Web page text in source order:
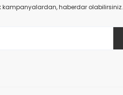
kampanyalardan, haberdar olabilirsiniz.